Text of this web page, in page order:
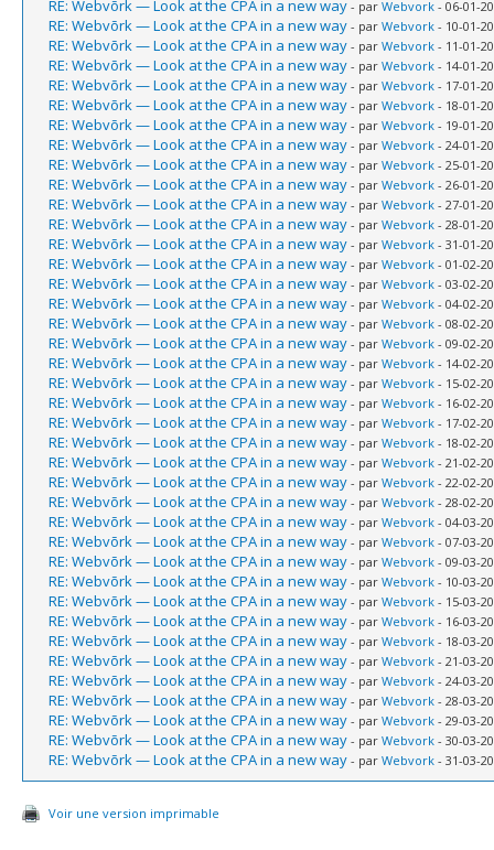
RE: Webvõrk — Look at the CPA in a new way - par Webvork - 06-01-
RE: Webvõrk — Look at the CPA in a new way - par Webvork - 10-01-
RE: Webvõrk — Look at the CPA in a new way - par Webvork - 11-01-
RE: Webvõrk — Look at the CPA in a new way - par Webvork - 14-01-
RE: Webvõrk — Look at the CPA in a new way - par Webvork - 17-01-
RE: Webvõrk — Look at the CPA in a new way - par Webvork - 18-01-
RE: Webvõrk — Look at the CPA in a new way - par Webvork - 19-01-
RE: Webvõrk — Look at the CPA in a new way - par Webvork - 24-01-
RE: Webvõrk — Look at the CPA in a new way - par Webvork - 25-01-
RE: Webvõrk — Look at the CPA in a new way - par Webvork - 26-01-
RE: Webvõrk — Look at the CPA in a new way - par Webvork - 27-01-
RE: Webvõrk — Look at the CPA in a new way - par Webvork - 28-01-
RE: Webvõrk — Look at the CPA in a new way - par Webvork - 31-01-
RE: Webvõrk — Look at the CPA in a new way - par Webvork - 01-02-
RE: Webvõrk — Look at the CPA in a new way - par Webvork - 03-02-
RE: Webvõrk — Look at the CPA in a new way - par Webvork - 04-02-
RE: Webvõrk — Look at the CPA in a new way - par Webvork - 08-02-
RE: Webvõrk — Look at the CPA in a new way - par Webvork - 09-02-
RE: Webvõrk — Look at the CPA in a new way - par Webvork - 14-02-
RE: Webvõrk — Look at the CPA in a new way - par Webvork - 15-02-
RE: Webvõrk — Look at the CPA in a new way - par Webvork - 16-02-
RE: Webvõrk — Look at the CPA in a new way - par Webvork - 17-02-
RE: Webvõrk — Look at the CPA in a new way - par Webvork - 18-02-
RE: Webvõrk — Look at the CPA in a new way - par Webvork - 21-02-
RE: Webvõrk — Look at the CPA in a new way - par Webvork - 22-02-
RE: Webvõrk — Look at the CPA in a new way - par Webvork - 28-02-
RE: Webvõrk — Look at the CPA in a new way - par Webvork - 04-03-
RE: Webvõrk — Look at the CPA in a new way - par Webvork - 07-03-
RE: Webvõrk — Look at the CPA in a new way - par Webvork - 09-03-
RE: Webvõrk — Look at the CPA in a new way - par Webvork - 10-03-
RE: Webvõrk — Look at the CPA in a new way - par Webvork - 15-03-
RE: Webvõrk — Look at the CPA in a new way - par Webvork - 16-03-
RE: Webvõrk — Look at the CPA in a new way - par Webvork - 18-03-
RE: Webvõrk — Look at the CPA in a new way - par Webvork - 21-03-
RE: Webvõrk — Look at the CPA in a new way - par Webvork - 24-03-
RE: Webvõrk — Look at the CPA in a new way - par Webvork - 28-03-
RE: Webvõrk — Look at the CPA in a new way - par Webvork - 29-03-
RE: Webvõrk — Look at the CPA in a new way - par Webvork - 30-03-
RE: Webvõrk — Look at the CPA in a new way - par Webvork - 31-03-
Voir une version imprimable